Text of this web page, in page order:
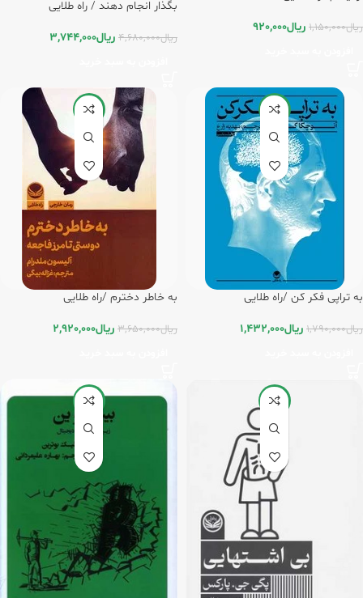
ریال1,150,000 ریال920,000
بگذار انجام دهند / راه طلایی
ریال4,680,000 ریال3,744,000
-20%
به تراپی فکر کن /راه طلایی
ریال1,790,000 ریال1,432,000
-20%
به خاطر دخترم /راه طلایی
ریال3,650,000 ریال2,920,000
-20%
-20%